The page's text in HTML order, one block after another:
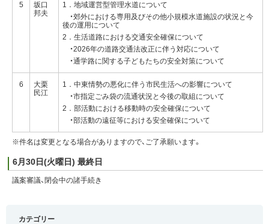
5
坂口
邦夫
1．地域運営型管理水道について
・郊外における専用及びその他小規模水道施設の状況と今
後の運用について
2．生活道路における交通安全確保について
・2026年の道路交通法改正に伴う対応について
・通学路に関する子どもたちの安全対策について
6
大栗
民江
1．中東情勢の悪化に伴う市民生活への影響について
・市指定ごみ袋の流通状況と今後の取組について
2．部活動における移動時の安全確保について
・部活動の遠征等における安全確保について
※件名は変更となる場合がありますので、ご了承願います。
6月30日(火曜日) 最終日
議案審議、閉会中の諸手続き
カテゴリー